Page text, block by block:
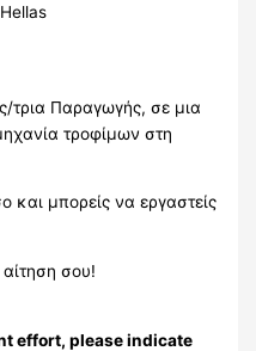
τρια Παραγωγής, σε μια
τροφίμων στη
και μπορείς να εργαστείς
αίτηση σου!
effort, please indicate